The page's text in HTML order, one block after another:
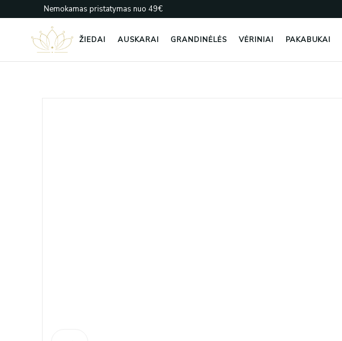
prie
Nemokamas pristatymas nuo 49€
ŽIEDAI AUSKARAI GRANDINĖLĖS VĖRINIAI PAKABUKAI